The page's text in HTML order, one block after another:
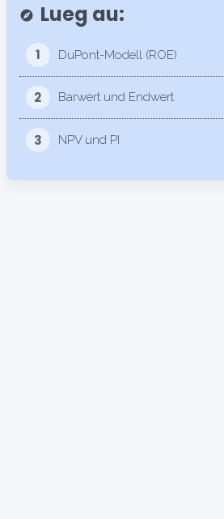
explore Lueg au:
1 DuPont-Modell (ROE)
2 Barwert und Endwert
3 NPV und PI